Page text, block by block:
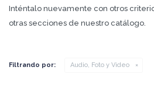
Inténtalo nuevamente con otros
otras secciones de nuestro catálogo.
Filtrando por: Audio, Foto y Video